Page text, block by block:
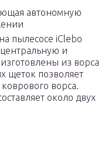
автономную
пылесосе iClebo
и
из ворса
щеток позволяет
ворса.
около двух